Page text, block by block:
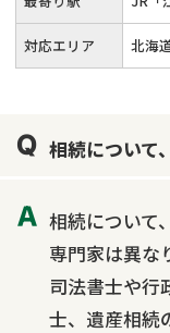
対応エリア 北海
相続について
相続について
専門家は異な
司法書士や行
士、遺産相続